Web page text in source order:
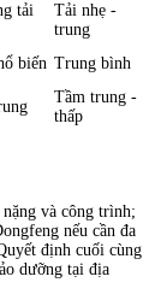
tải
Tải nhẹ -
trung
biến Trung bình
Tầm trung -
thấp
và công trình;
nếu cần đa
định cuối cùng
dưỡng tại địa